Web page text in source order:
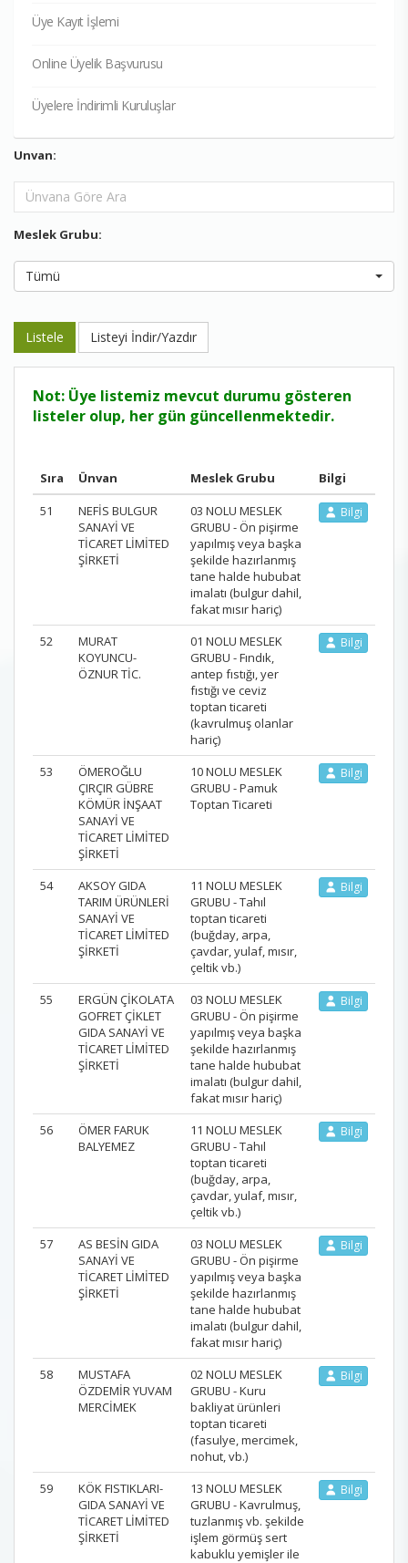
Üye Kayıt İşlemi
Online Üyelik Başvurusu
Üyelere İndirimli Kuruluşlar
Unvan:
Meslek Grubu:
Tümü
Not: Üye listemiz mevcut durumu gösteren
listeler olup, her gün güncellenmektedir.
Sıra Ünvan Meslek Grubu
Bilgi
51
NEFİS BULGUR
SANAYİ VE
TİCARET LİMİTED
ŞİRKETİ
03 NOLU MESLEK
GRUBU - Ön pişirme
yapılmış veya başka
şekilde hazırlanmış
tane halde hububat
imalatı (bulgur dahil,
fakat mısır hariç)
Bilgi
52
MURAT
KOYUNCU-
ÖZNUR TİC.
01 NOLU MESLEK
GRUBU - Fındık,
antep fıstığı, yer
fıstığı ve ceviz
toptan ticareti
(kavrulmuş olanlar
hariç)
Bilgi
53
ÖMEROĞLU
ÇIRÇIR GÜBRE
KÖMÜR İNŞAAT
SANAYİ VE
TİCARET LİMİTED
ŞİRKETİ
10 NOLU MESLEK
GRUBU - Pamuk
Toptan Ticareti
Bilgi
54
AKSOY GIDA
TARIM ÜRÜNLERİ
SANAYİ VE
TİCARET LİMİTED
ŞİRKETİ
11 NOLU MESLEK
GRUBU - Tahıl
toptan ticareti
(buğday, arpa,
çavdar, yulaf, mısır,
çeltik vb.)
Bilgi
55
ERGÜN ÇİKOLATA
GOFRET ÇİKLET
GIDA SANAYİ VE
TİCARET LİMİTED
ŞİRKETİ
03 NOLU MESLEK
GRUBU - Ön pişirme
yapılmış veya başka
şekilde hazırlanmış
tane halde hububat
imalatı (bulgur dahil,
fakat mısır hariç)
Bilgi
56
ÖMER FARUK
BALYEMEZ
11 NOLU MESLEK
GRUBU - Tahıl
toptan ticareti
(buğday, arpa,
çavdar, yulaf, mısır,
çeltik vb.)
Bilgi
57
AS BESİN GIDA
SANAYİ VE
TİCARET LİMİTED
ŞİRKETİ
03 NOLU MESLEK
GRUBU - Ön pişirme
yapılmış veya başka
şekilde hazırlanmış
tane halde hububat
imalatı (bulgur dahil,
fakat mısır hariç)
Bilgi
58
MUSTAFA
ÖZDEMİR YUVAM
MERCİMEK
02 NOLU MESLEK
GRUBU - Kuru
bakliyat ürünleri
toptan ticareti
(fasulye, mercimek,
nohut, vb.)
Bilgi
59
KÖK FISTIKLARI-
GIDA SANAYİ VE
TİCARET LİMİTED
ŞİRKETİ
13 NOLU MESLEK
GRUBU - Kavrulmuş,
tuzlanmış vb. şekilde
işlem görmüş sert
kabuklu yemişler ile
Bilgi